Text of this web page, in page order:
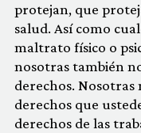
protejan, que
salud. Así como
maltrato físico o
nosotras también
derechos. Nosotras
derechos que
derechos de las